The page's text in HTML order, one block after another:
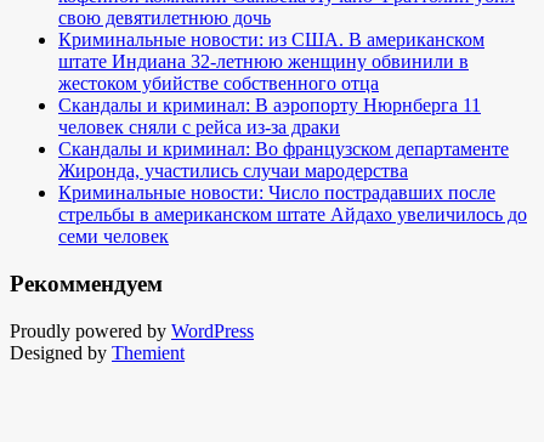
свою девятилетнюю дочь
Криминальные новости: из США. В американском
штате Индиана 32-летнюю женщину обвинили в
жестоком убийстве собственного отца
Скандалы и криминал: В аэропорту Нюрнберга 11
человек сняли с рейса из-за драки
Скандалы и криминал: Во французском департаменте
Жиронда, участились случаи мародерства
Криминальные новости: Число пострадавших после
стрельбы в американском штате Айдахо увеличилось до
семи человек
Рекоммендуем
Proudly powered by WordPress
Designed by Themient